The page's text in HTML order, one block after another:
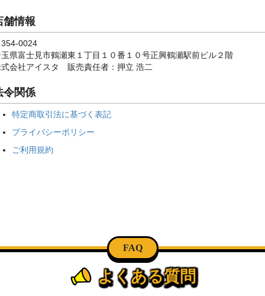
舗情報
0024
県富士見市鶴瀬東１丁目１０番１０号正興鶴瀬駅前ビル２階
会社アイスタ 販売責任者：押立 浩二
令関係
特定商取引法に基づく表記
プライバシーポリシー
ご利用規約
FAQ
よくある質問